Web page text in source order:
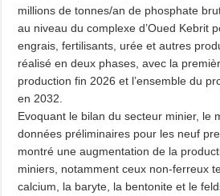
millions de tonnes/an de phosphate
au niveau du complexe d’Oued Kebrit
engrais, fertilisants, urée et autres
réalisé en deux phases, avec la
production fin 2026 et l’ensemble du
en 2032.
Evoquant le bilan du secteur minier, le
données préliminaires pour les neuf
montré une augmentation de la
miniers, notamment ceux non-ferreux
calcium, la baryte, la bentonite et le